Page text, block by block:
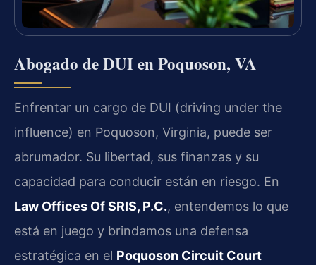
Abogado de DUI en Poquoson, VA
Enfrentar un cargo de DUI (driving under the
influence) en Poquoson, Virginia, puede ser
abrumador. Su libertad, sus finanzas y su
capacidad para conducir están en riesgo. En
Law Offices Of SRIS, P.C., entendemos lo que
está en juego y brindamos una defensa
estratégica en el Poquoson Circuit Court